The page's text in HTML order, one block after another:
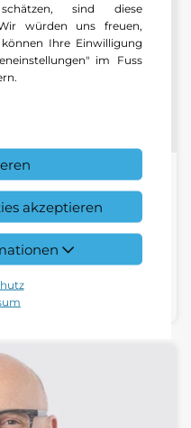
sind diese
würden uns freuen,
Ihre Einwilligung
im Fuss
akzeptieren
Pratteln